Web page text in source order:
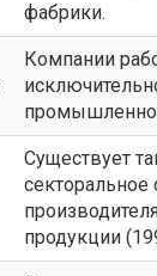
фабрики.
Компании
Существует
секторальное
продукции